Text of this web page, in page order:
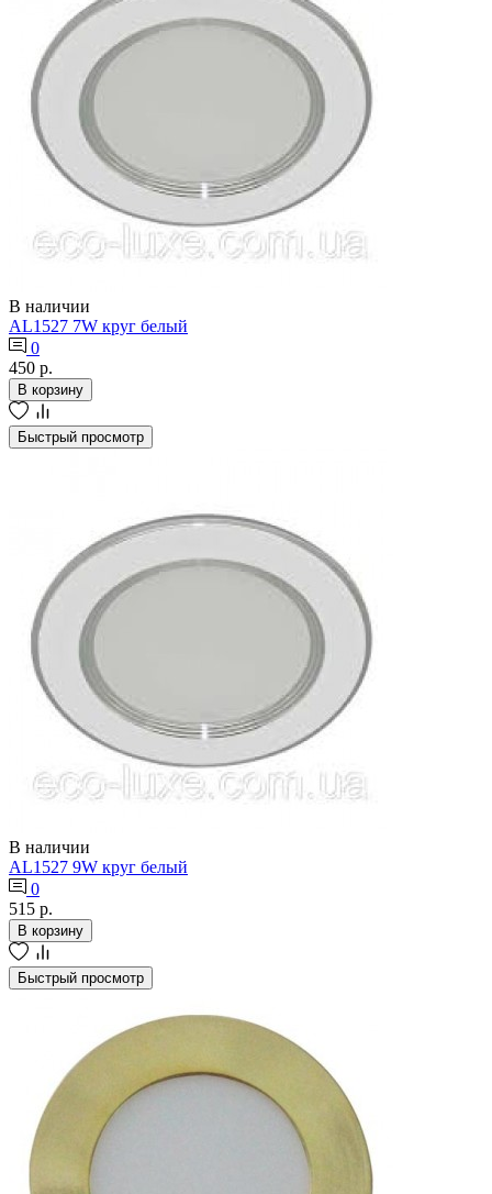
В наличии
AL1527 7W круг белый
0
450 р.
В корзину
Быстрый просмотр
В наличии
AL1527 9W круг белый
0
515 р.
В корзину
Быстрый просмотр